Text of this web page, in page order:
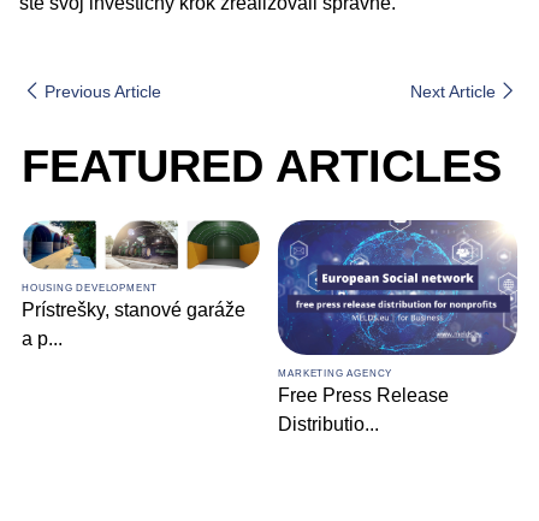
Previous Article Next Article
FEATURED ARTICLES
HOUSING DEVELOPMENT
Prístrešky, stanové garáže
a p...
MARKETING AGENCY
Free Press Release
Distributio...